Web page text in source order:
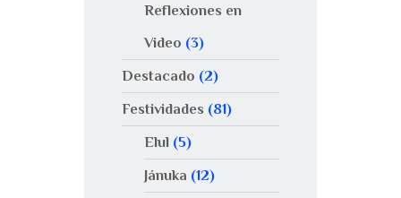
Reflexiones en
Video (3)
Destacado (2)
Festividades (81)
Elul(5)
Jánuka (12)